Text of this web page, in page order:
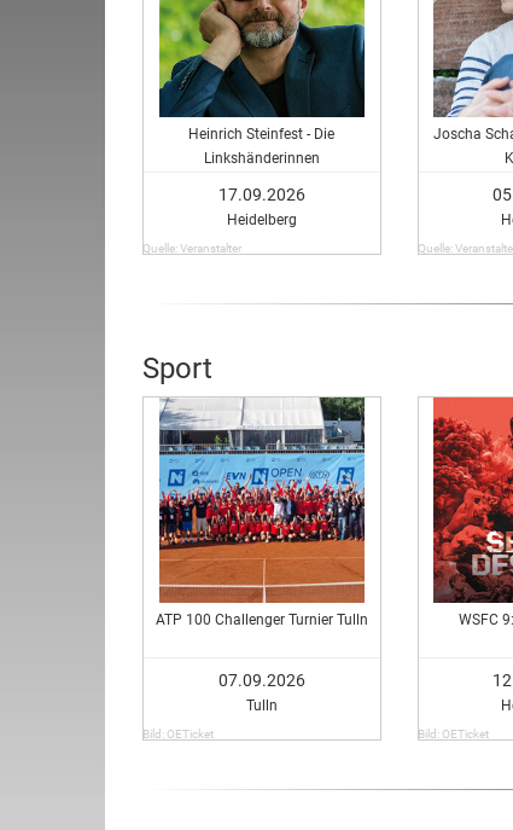
Heinrich Steinfest - Die
Linkshänderinnen
17.09.2026
Heidelberg
Quelle: Veranstalter
Joscha
Quelle:
Sport
ATP 100 Challenger Turnier Tulln
07.09.2026
Tulln
Bild: OETicket
WSFC
Bild: OETicket